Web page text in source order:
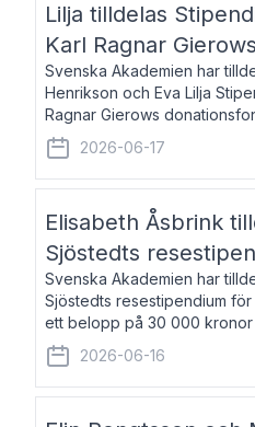
Lilja tilldelas
Karl Ragnar
Svenska Akademien har
Henrikson och Eva Lilja
Ragnar Gierows
Stipendiebeloppet är på 70
Cullhed, född 1985, är
2026-06-17
Elisabeth Åsbrink
Sjöstedts
Svenska Akademien har
Sjöstedts resestipendium
ett belopp på 30 000
fri vistelse i Akademiens
Åsbrink, född 1965 oc
2026-06-16